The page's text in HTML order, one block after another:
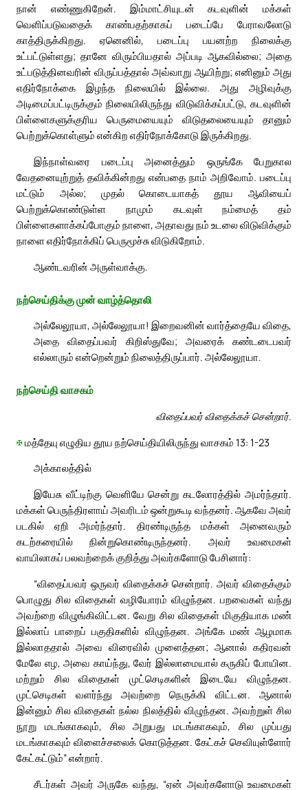
நான் எண்ணுகிறேன். இம்மாட்சியுடன் கடவுளின் மக்கள்
வெளிப்படுவதைக் காண்பதற்காகப் படைப்பே பேராவலோடு
காத்திருக்கிறது. ஏனெனில், படைப்பு பயனற்ற நிலைக்கு
உட்பட்டுள்ளது; தானே விரும்பியதால் அப்படி ஆகவில்லை; அதை
உட்படுத்தினவரின் விருப்பத்தால் அவ்வாறு ஆயிற்று; எனினும் அது
எதிர்நோக்கை இழந்த நிலையில் இல்லை. அது அழிவுக்கு
அடிமைப்பட்டிருக்கும் நிலையிலிருந்து விடுவிக்கப்பட்டு, கடவுளின்
பிள்ளைகளுக்குரிய பெருமையையும் விடுதலையையும் தானும்
பெற்றுக்கொள்ளும் என்கிற எதிர்நோக்கோடு இருக்கிறது.
இந்நாள்வரை படைப்பு அனைத்தும் ஒருங்கே பேறுகால
வேதனையுற்றுத் தவிக்கின்றது என்பதை நாம் அறிவோம். படைப்பு
மட்டும் அல்ல; முதல் கொடையாகத் தூய ஆவியைப்
பெற்றுக்கொண்டுள்ள நாமும் கடவுள் நம்மைத் தம்
பிள்ளைகளாக்கப்போகும் நாளை, அதாவது நம் உடலை விடுவிக்கும்
நாளை எதிர்நோக்கிப் பெருமூச்சு விடுகிறோம்.
ஆண்டவரின் அருள்வாக்கு.
நற்செய்திக்கு முன் வாழ்த்தொலி
அல்லேலூயா, அல்லேலூயா! இறைவனின் வார்த்தையே விதை,
அதை விதைப்பவர் கிறிஸ்துவே; அவரைக் கண்டடைபவர்
எல்லாரும் என்றென்றும் நிலைத்திருப்பார். அல்லேலூயா.
நற்செய்தி வாசகம்
விதைப்பவர் விதைக்கச் சென்றார்.
✠மத்தேயு எழுதிய தூய நற்செய்தியிலிருந்து வாசகம் 13: 1-23
அக்காலத்தில்
இயேசு வீட்டிற்கு வெளியே சென்று கடலோரத்தில் அமர்ந்தார்.
மக்கள் பெருந்திரளாய் அவரிடம் ஒன்றுகூடி வந்தனர். ஆகவே அவர்
படகில் ஏறி அமர்ந்தார். திரண்டிருந்த மக்கள் அனைவரும்
கடற்கரையில் நின்றுகொண்டிருந்தனர். அவர் உவமைகள்
வாயிலாகப் பலவற்றைக் குறித்து அவர்களோடு பேசினார்:
“விதைப்பவர் ஒருவர் விதைக்கச் சென்றார். அவர் விதைக்கும்
பொழுது சில விதைகள் வழியோரம் விழுந்தன. பறவைகள் வந்து
அவற்றை விழுங்கிவிட்டன. வேறு சில விதைகள் மிகுதியாக மண்
இல்லாப் பாறைப் பகுதிகளில் விழுந்தன. அங்கே மண் ஆழமாக
இல்லாததால் அவை விரைவில் முளைத்தன; ஆனால் கதிரவன்
மேலே எழ, அவை காய்ந்து, வேர் இல்லாமையால் கருகிப் போயின.
மற்றும் சில விதைகள் முட்செடிகளின் இடையே விழுந்தன.
முட்செடிகள் வளர்ந்து அவற்றை நெருக்கி விட்டன. ஆனால்
இன்னும் சில விதைகள் நல்ல நிலத்தில் விழுந்தன. அவற்றுள் சில
நூறு மடங்காகவும், சில அறுபது மடங்காகவும், சில முப்பது
மடங்காகவும் விளைச்சலைக் கொடுத்தன. கேட்கச் செவியுள்ளோர்
கேட்கட்டும்” என்றார்.
சீடர்கள் அவர் அருகே வந்து, “ஏன் அவர்களோடு உவமைகள்